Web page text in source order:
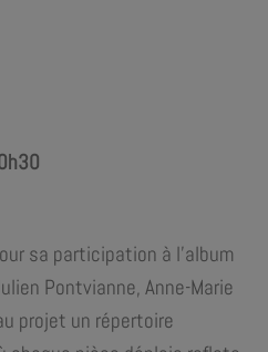
sa participation à l’album
Pontvianne, Anne-Marie
projet un répertoire